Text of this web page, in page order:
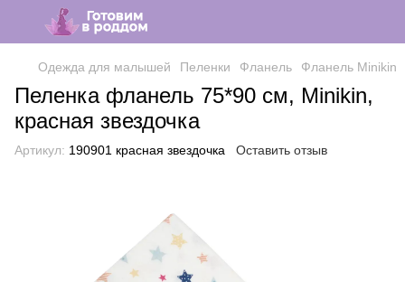
Одежда для малышей Пеленки Фланель Фланель Minikin
Пеленка фланель 75*90 см, Minikin,
красная звездочка
Артикул: 190901 красная звездочка Оставить отзыв